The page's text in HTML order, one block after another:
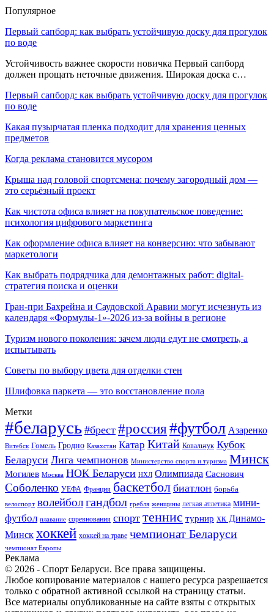
Популярное
Первый сапборд: как выбрать устойчивую доску для прогулок
по воде
Устойчивость важнее скорости новичка Первый сапборд
должен прощать неточные движения. Широкая доска с…
Первый сапборд: как выбрать устойчивую доску для прогулок
по воде
Какая пузырчатая пленка подходит для хранения ценных
предметов
Когда реклама становится мусором
Крыша над головой спортсмена: почему загородный дом —
это серьёзный проект
Как чистота офиса влияет на покупательское поведение:
психология цифрового маркетинга
Как оформление офиса влияет на конверсию: что забывают
маркетологи
Как выбрать подрядчика для демонтажных работ: digital-
стратегия поиска и оценки
Гран-при Бахрейна и Саудовской Аравии могут исчезнуть из
календаря «Формулы-1»-2026 из-за войны в регионе
Туризм нового поколения: зачем люди едут не смотреть, а
испытывать
Советы по выбору цвета для отделки стен
Шлифовка паркета — это восстановление пола
Метки
#беларусь #брест #россия#футбол Азаренко
Витебск Гомель Гродно Казахстан Катар Китай Ковальчук Кубок
Беларуси Лига чемпионов Министерство спорта и туризма Минск
Могилев Москва НОК Беларуси НХЛ Олимпиада Саснович
Соболенко УЕФА Франция баскетбол биатлон борьба
велоспорт волейболгандбол гребля женщины легкая атлетика мини-
футбол плавание соревнования спорт теннис турнир хк Динамо-
Минск хоккей хоккей на траве чемпионат Беларуси
чемпионат Европы
Реклама
© 2026 - Спорт Беларуси. Все права защищены.
Любое копирование материалов с нашего ресурса разрешается
только с обратной активной ссылкой на страницу статьи.
Все материалы опубликованные на сайте взяты с открытых